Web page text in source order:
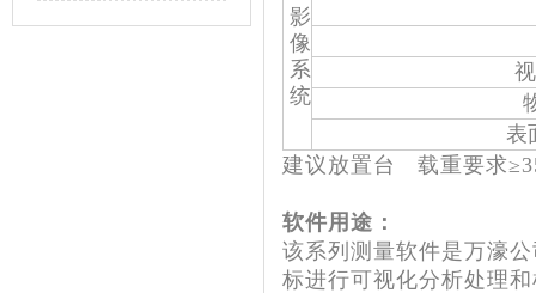
影
像
系
统
表
建议放置台 载重要求
软件用途：
该系列测量软件是万濠
标进行可视化分析处理